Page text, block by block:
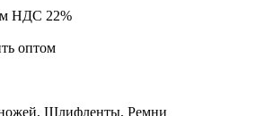
НДС 22%
оптом
Шлифленты, Ремни